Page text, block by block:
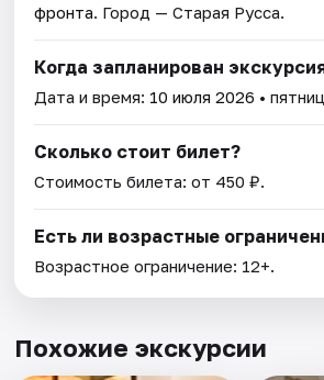
фронта. Город — Старая Русса.
Когда запланирован
Дата и время: 10 июля 2026 •
Сколько стоит билет?
Стоимость билета: от 450 ₽.
Есть ли возрастные
Возрастное ограничение: 12+.
Похожие экскурсии